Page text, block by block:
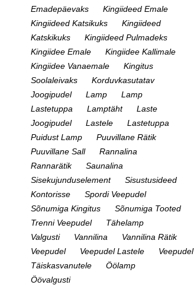
Emadepäevaks
Kingiideed Emale
Kingiideed Katsikuks
Kingiideed
Katskikuks
Kingiideed Pulmadeks
Kingiidee Emale
Kingiidee Kallimale
Kingiidee Vanaemale
Kingitus
Soolaleivaks
Korduvkasutatav
Joogipudel
Lamp
Lamp
Lastetuppa
Lamptäht
Laste
Joogipudel
Lastele
Lastetuppa
Puidust Lamp
Puuvillane Rätik
Puuvillane Sall
Rannalina
Rannarätik
Saunalina
Sisekujunduselement
Sisustusideed
Kontorisse
Spordi Veepudel
Sõnumiga Kingitus
Sõnumiga Tooted
Trenni Veepudel
Tähelamp
Valgusti
Vannilina
Vannilina Rätik
Veepudel
Veepudel Lastele
Veepudel
Täiskasvanutele
Öölamp
Öövalgusti